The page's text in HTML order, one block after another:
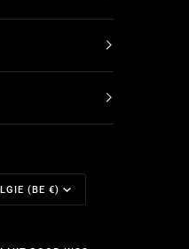
(BE €)